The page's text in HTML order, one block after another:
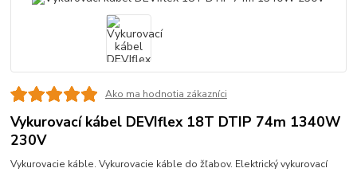
Ako ma hodnotia zákazníci
Vykurovací kábel DEVIflex 18T DTIP 74m 1340W
230V
Vykurovacie káble. Vykurovacie káble do žľabov. Elektrický vykurovací